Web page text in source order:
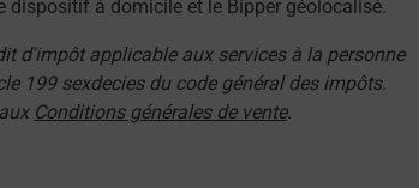
dispositif à domicile et le Bipper géolocalisé.
d'impôt applicable aux services à la personne
199 sexdecies du code général des impôts.
Conditions générales de vente.